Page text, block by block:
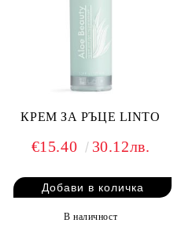
КРЕМ ЗА РЪЦЕ LINTO
€15.40 30.12лв.
В наличност